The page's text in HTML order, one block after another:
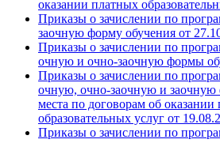
оказании платных
Приказы о зачислении по
заочную форму обучения от
Приказы о зачислении по
очную и очно-заочную формы
Приказы о зачислении по
очную, очно-заочную и заочную
места по договорам об оказании
образовательных услуг от
Приказы о зачислении по